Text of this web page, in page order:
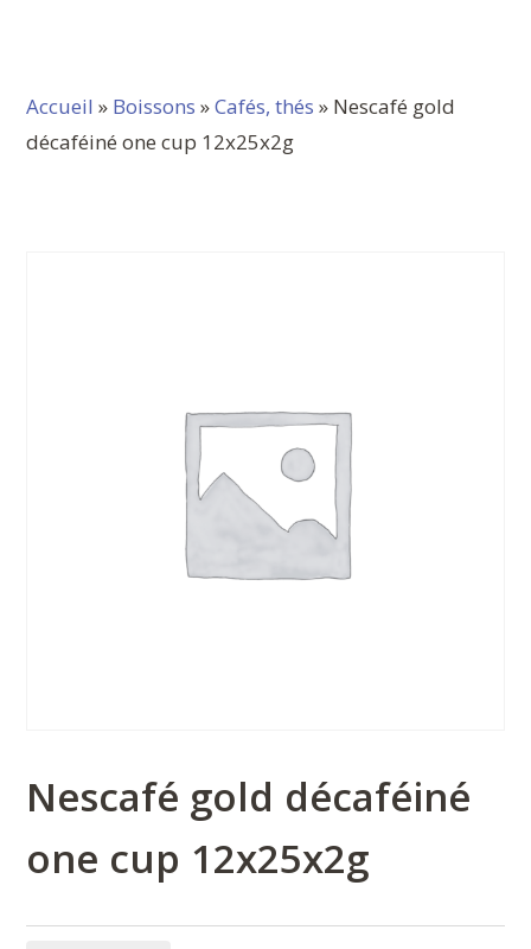
Accueil » Boissons »Cafés, thés » Nescafé gold
décaféiné one cup 12x25x2g
Nescafé gold décaféiné
one cup 12x25x2g